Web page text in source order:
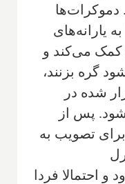
دموکرات‌ها
یارانه‌های
کمک می‌کند و
گره بزنند،
شده در
شود. پس از
تصویب به
احتمالا فردا